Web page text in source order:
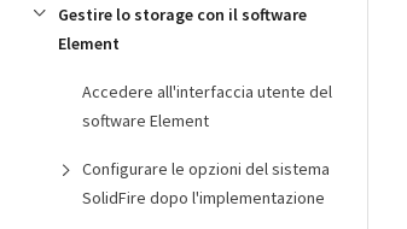
Gestire lo storage con il software
Element
Accedere all'interfaccia utente del
software Element
Configurare le opzioni del sistema
SolidFire dopo l'implementazione